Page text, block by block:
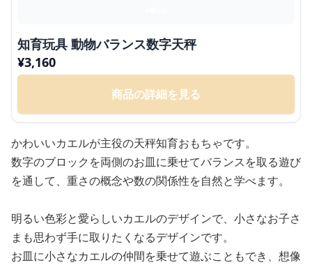
知育玩具 動物バランス数字天秤
¥3,160
商品の詳細を見る
かわいいカエルが主役の天秤知育おもちゃです。
数字のブロックを両側のお皿に乗せてバランスを取る遊び
を通して、重さの概念や数の関係性を自然と学べます。
明るい色彩と愛らしいカエルのデザインで、小さなお子さ
まも思わず手に取りたくなるデザインです。
お皿に小さなカエルの仲間を乗せて遊ぶこともでき、想像